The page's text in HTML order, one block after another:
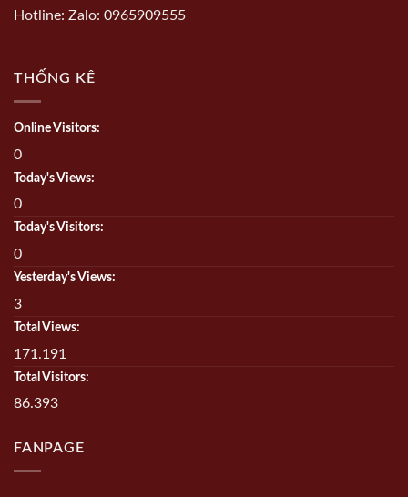
Hotline: Zalo: 0965909555
THỐNG KÊ
Online Visitors:
0
Today's Views:
0
Today's Visitors:
0
Yesterday's Views:
3
Total Views:
171.191
Total Visitors:
86.393
FANPAGE